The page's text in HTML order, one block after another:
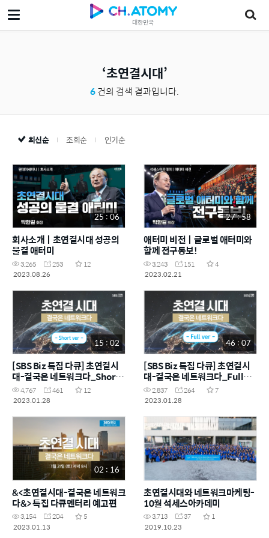
대한민국
초연결시대
6건의 검색 결과입니다.
최신순 조회순 인기순
25 : 06
회사소개ㅣ초연결시대 성공의
물결 애터미
3,265 253
12
2023.08.26
27 : 58
애터미 비전ㅣ글로벌 애터미와
함께 전구동보!
3,243 151
4
2023.02.21
15 : 02
[SBS Biz 특집 다큐] 초연결시
대-결국은 네트워크다_Short
ver4,767 461
12
2023.01.28
46 : 07
[SBS Biz 특집 다큐] 초연결시
대-결국은 네트워크다_Full
ver2,837 264
7
2023.01.28
02 : 16
&<초연결시대-결국은 네트워크
다&> 특집 다큐멘터리 예고편
3,154 204
5
2023.01.13
초연결시대와 네트워크마케팅-
10월 석세스아카데미
3,713 37
1
2019.10.23